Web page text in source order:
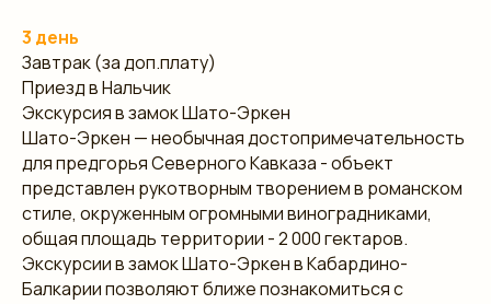
3 день
Завтрак (за доп.плату)
Приезд в Нальчик
Экскурсия в замок Шато-Эркен
Шато-Эркен — необычная достопримечательность
для предгорья Северного Кавказа - объект
представлен рукотворным творением в романском
стиле, окруженным огромными виноградниками,
общая площадь территории - 2 000 гектаров.
Экскурсии в замок Шато-Эркен в Кабардино-
Балкарии позволяют ближе познакомиться с